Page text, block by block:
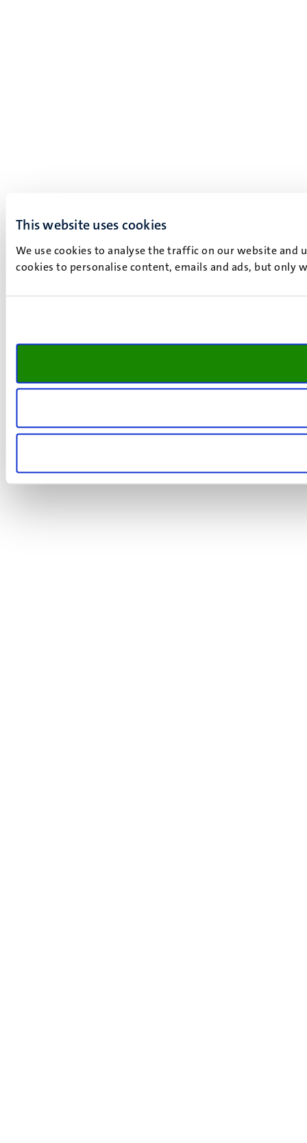
This website uses cookies
We use cookies to analyse the traffic on our website and
cookies to personalise content, emails and ads, but only